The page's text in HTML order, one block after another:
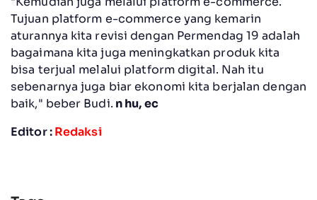
Tujuan platform e-commerce yang kemarin
aturannya kita revisi dengan Permendag 19 adalah
bagaimana kita juga meningkatkan produk kita
bisa terjual melalui platform digital. Nah itu
sebenarnya juga biar ekonomi kita berjalan dengan
baik," beber Budi. n hu, ec
Editor :Redaksi